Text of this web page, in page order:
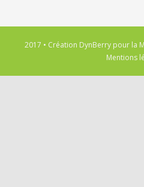
2017 • Création DynBerry pour la
Mentions